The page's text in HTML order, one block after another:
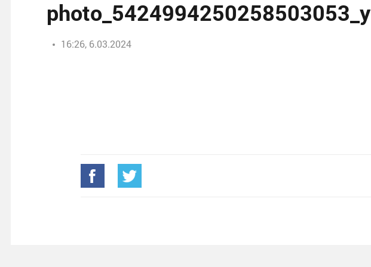
photo_5424994250258503053_y
16:26, 6.03.2024